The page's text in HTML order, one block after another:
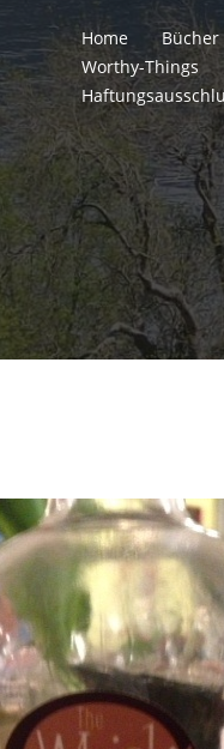
Home Bücher
Worthy-Things